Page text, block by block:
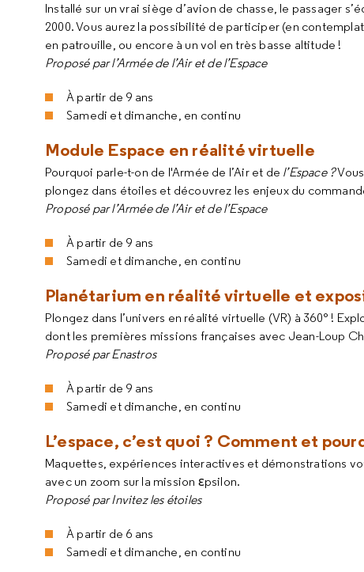
Installé sur un vrai siège d’avion de chasse, le passager
2000. Vous aurez la possibilité de participer (en
en patrouille, ou encore à un vol en très basse altitude !
Proposé par l’Armée de l’Air et de l’Espace
À partir de 9 ans
Samedi et dimanche, en continu
Module Espace en réalité virtuelle
Pourquoi parle-t-on de l'Armée de l’Air et de l’Espace ?
plongez dans étoiles et découvrez les enjeux du
Proposé par l’Armée de l’Air et de l’Espace
À partir de 9 ans
Samedi et dimanche, en continu
Planétarium en réalité virtuelle et
Plongez dans l’univers en réalité virtuelle (VR) à 360° !
dont les premières missions françaises avec Jean-Loup
Proposé par Enastros
À partir de 9 ans
Samedi et dimanche, en continu
L’espace, c’est quoi ? Comment et
Maquettes, expériences interactives et démonstrations
avec un zoom sur la mission εpsilon.
Proposé par Invitez les étoiles
À partir de 6 ans
Samedi et dimanche, en continu